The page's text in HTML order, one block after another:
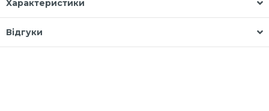
Характеристики
Відгуки